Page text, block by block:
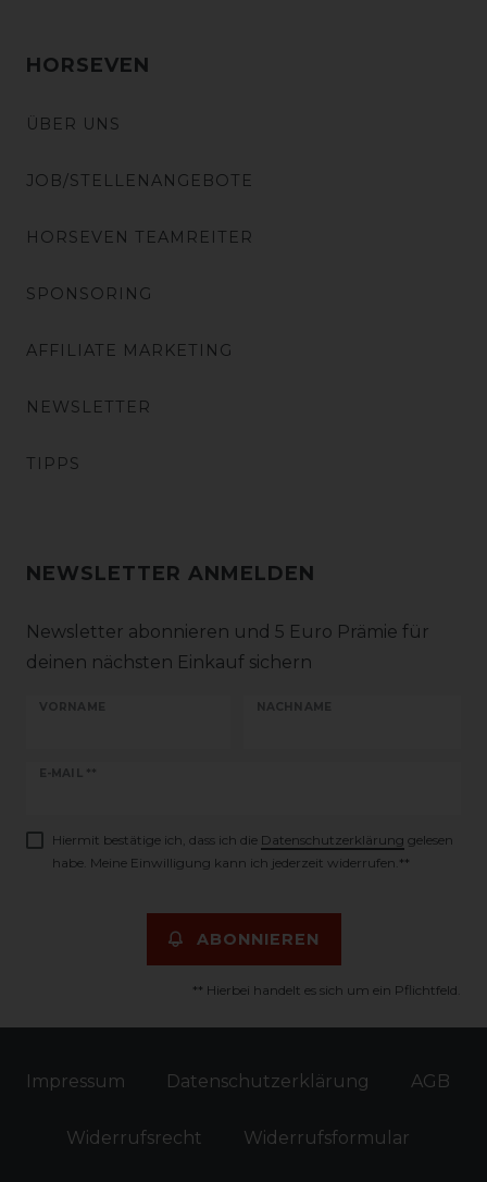
HORSEVEN
ÜBER UNS
JOB/STELLENANGEBOTE
HORSEVEN TEAMREITER
SPONSORING
AFFILIATE MARKETING
NEWSLETTER
TIPPS
NEWSLETTER ANMELDEN
Newsletter abonnieren und 5 Euro Prämie für
deinen nächsten Einkauf sichern
VORNAME NACHNAME
E-MAIL **
Newsletter
Hiermit bestätige ich, dass ich die Daten­schutz­erklärung gelesen
habe. Meine Einwilligung kann ich jederzeit widerrufen.**
ABONNIEREN
** Hierbei handelt es sich um ein Pflichtfeld.
Impressum Daten­schutz­erklärung AGB
Widerrufs­recht Widerrufs­formular